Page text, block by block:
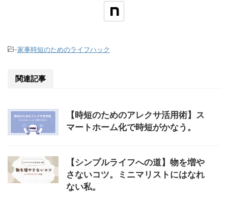
-家事時短のためのライフハック
関連記事
【時短のためのアレクサ活用術】ス
マートホーム化で時短がかなう。
【シンプルライフへの道】物を増や
さないコツ。ミニマリストにはなれ
ない私。